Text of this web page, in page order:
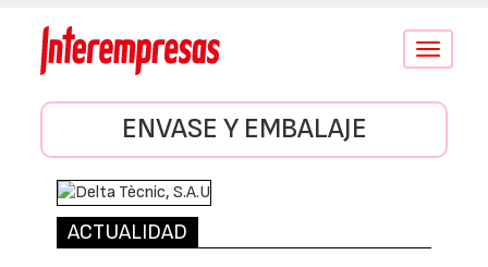
Conmutar
ENVASE Y EMBALAJE
ACTUALIDAD